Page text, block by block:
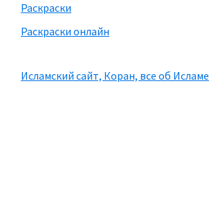
Раскраски
Раскраски онлайн
Исламский сайт, Коран, все об Исламе